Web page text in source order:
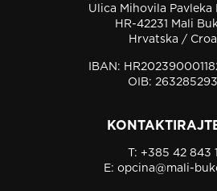
Ulica Mihovila Pavleka
HR-42231 Mali
Hrvatska /
IBAN:
OIB:
T: +385 42 843
E: opcina@mali-